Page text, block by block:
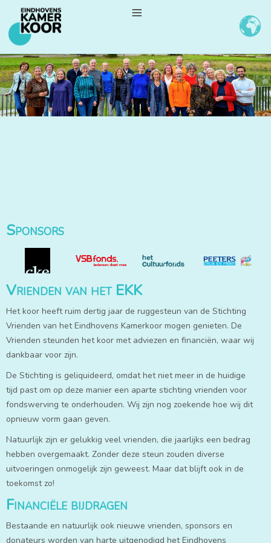
≡
Sponsors
Vrienden van het EKK
Het koor heeft ruim dertig jaar de ruggesteun van de Stichting
Vrienden van het Eindhovens Kamerkoor mogen genieten. De
Vrienden steunden het koor met adviezen en financiën, waar wij
dankbaar voor zijn.
De Stichting is geliquideerd, omdat het niet meer in de huidige
tijd past om op deze manier een aparte stichting vrienden voor
fondswerving te onderhouden. Wij zijn nog zoekende hoe wij dit
opnieuw vorm gaan geven.
Natuurlijk zijn er gelukkig veel vrienden, die jaarlijks een bedrag
hebben overgemaakt. Zonder deze steun zouden diverse
uitvoeringen onmogelijk zijn geweest. Maar dat blijft ook in de
toekomst zo!
Financiële bijdragen
Bestaande en natuurlijk ook nieuwe vrienden, sponsors en
donateurs worden van harte uitgenodigd het Eindhovens